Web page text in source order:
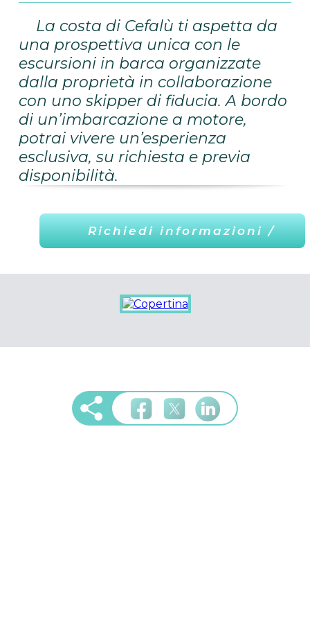
La costa di Cefalù ti aspetta da
una prospettiva unica con le
escursioni in barca organizzate
dalla proprietà in collaborazione
con uno skipper di fiducia. A bordo
di un’imbarcazione a motore,
potrai vivere un’esperienza
esclusiva, su richiesta e previa
disponibilità.
Richiedi informazioni /